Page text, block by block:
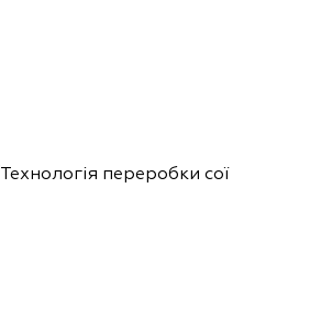
Технологія переробки сої